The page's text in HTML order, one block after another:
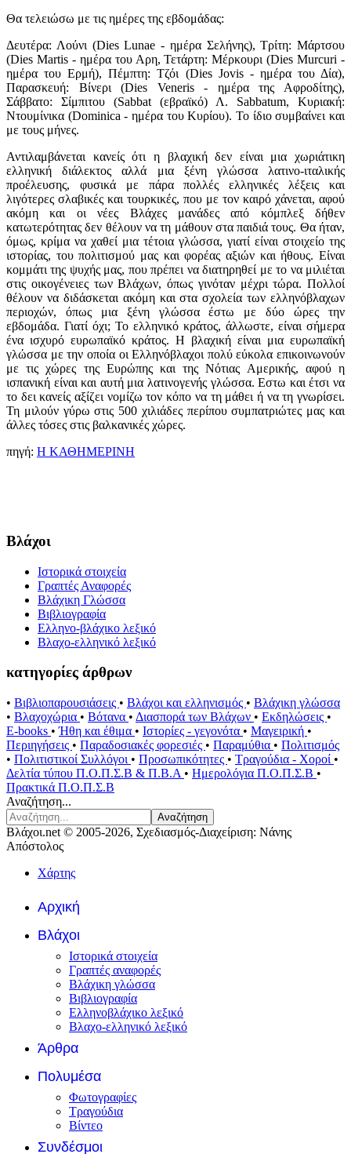
Θα τελειώσω με τις ημέρες της εβδομάδας:
Δευτέρα: Λούνι (Dies Lunae - ημέρα Σελήνης), Τρίτη: Μάρτσου
(Dies Martis - ημέρα του Αρη, Τετάρτη: Μέρκουρι (Dies Murcuri -
ημέρα του Ερμή), Πέμπτη: Τζόι (Dies Jovis - ημέρα του Δία),
Παρασκευή: Βίνερι (Dies Veneris - ημέρα της Αφροδίτης),
Σάββατο: Σίμπιτου (Sabbat (εβραϊκό) Λ. Sabbatum, Κυριακή:
Ντουμίνικα (Dominica - ημέρα του Κυρίου). Το ίδιο συμβαίνει και
με τους μήνες.
Αντιλαμβάνεται κανείς ότι η βλαχική δεν είναι μια χωριάτικη
ελληνική διάλεκτος αλλά μια ξένη γλώσσα λατινο-ιταλικής
προέλευσης, φυσικά με πάρα πολλές ελληνικές λέξεις και
λιγότερες σλαβικές και τουρκικές, που με τον καιρό χάνεται, αφού
ακόμη και οι νέες Βλάχες μανάδες από κόμπλεξ δήθεν
κατωτερότητας δεν θέλουν να τη μάθουν στα παιδιά τους. Θα ήταν,
όμως, κρίμα να χαθεί μια τέτοια γλώσσα, γιατί είναι στοιχείο της
ιστορίας, του πολιτισμού μας και φορέας αξιών και ήθους. Είναι
κομμάτι της ψυχής μας, που πρέπει να διατηρηθεί με το να μιλιέται
στις οικογένειες των Βλάχων, όπως γινόταν μέχρι τώρα. Πολλοί
θέλουν να διδάσκεται ακόμη και στα σχολεία των ελληνόβλαχων
περιοχών, όπως μια ξένη γλώσσα έστω με δύο ώρες την
εβδομάδα. Γιατί όχι; Το ελληνικό κράτος, άλλωστε, είναι σήμερα
ένα ισχυρό ευρωπαϊκό κράτος. Η βλαχική είναι μια ευρωπαϊκή
γλώσσα με την οποία οι Ελληνόβλαχοι πολύ εύκολα επικοινωνούν
με τις χώρες της Ευρώπης και της Νότιας Αμερικής, αφού η
ισπανική είναι και αυτή μια λατινογενής γλώσσα. Εστω και έτσι να
το δει κανείς αξίζει νομίζω τον κόπο να τη μάθει ή να τη γνωρίσει.
Τη μιλούν γύρω στις 500 χιλιάδες περίπου συμπατριώτες μας και
άλλες τόσες στις βαλκανικές χώρες.
πηγή: Η ΚΑΘΗΜΕΡΙΝΗ
Βλάχοι
Ιστορικά στοιχεία
Γραπτές Αναφορές
Βλάχικη Γλώσσα
Βιβλιογραφία
Ελληνο-βλάχικο λεξικό
Βλαχο-ελληνικό λεξικό
κατηγορίες άρθρων
• Βιβλιοπαρουσιάσεις • Βλάχοι και ελληνισμός • Βλάχικη γλώσσα
• Βλαχοχώρια • Βότανα • Διασπορά των Βλάχων • Εκδηλώσεις •
E-books •Ήθη και έθιμα • Ιστορίες - γεγονότα • Μαγειρική •
Περιηγήσεις • Παραδοσιακές φορεσιές • Παραμύθια • Πολιτισμός
• Πολιτιστικοί Συλλόγοι • Προσωπικότητες • Τραγούδια - Χοροί •
Δελτία τύπου Π.Ο.Π.Σ.Β & Π.Β.Α • Ημερολόγια Π.Ο.Π.Σ.Β •
Πρακτικά Π.Ο.Π.Σ.Β
Αναζήτηση...
Αναζήτηση
Βλάχοι.net © 2005-2026, Σχεδιασμός-Διαχείριση: Νάνης
Απόστολος
Χάρτης
Αρχική
Βλάχοι
Ιστορικά στοιχεία
Γραπτές αναφορές
Βλάχικη γλώσσα
Βιβλιογραφία
Ελληνοβλάχικο λεξικό
Βλαχο-ελληνικό λεξικό
Άρθρα
Πολυμέσα
Φωτογραφίες
Τραγούδια
Βίντεο
Συνδέσμοι